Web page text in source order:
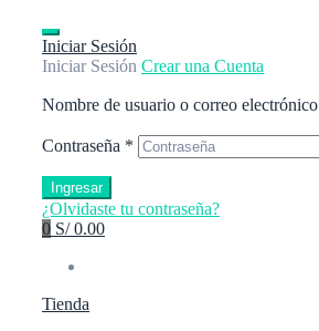
Iniciar Sesión
Iniciar Sesión Crear una Cuenta
Nombre de usuario o correo electrónico
Contraseña *
Ingresar
¿Olvidaste tu contraseña?
0 S/ 0.00
Tienda